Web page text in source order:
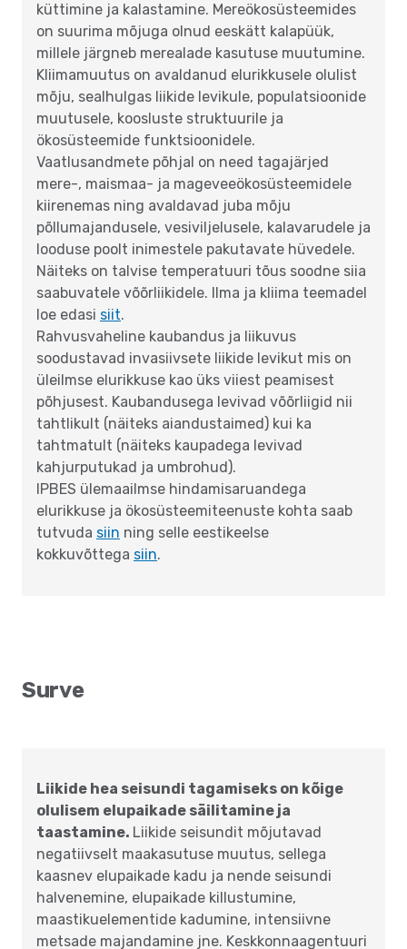
küttimine ja kalastamine. Mereökosüsteemides
on suurima mõjuga olnud eeskätt kalapüük,
millele järgneb merealade kasutuse muutumine.
Kliimamuutus on avaldanud elurikkusele olulist
mõju, sealhulgas liikide levikule, populatsioonide
muutusele, koosluste struktuurile ja
ökosüsteemide funktsioonidele.
Vaatlusandmete põhjal on need tagajärjed
mere-, maismaa- ja mageveeökosüsteemidele
kiirenemas ning avaldavad juba mõju
põllumajandusele, vesiviljelusele, kalavarudele ja
looduse poolt inimestele pakutavate hüvedele.
Näiteks on talvise temperatuuri tõus soodne siia
saabuvatele võõrliikidele. Ilma ja kliima teemadel
loe edasi siit.
Rahvusvaheline kaubandus ja liikuvus
soodustavad invasiivsete liikide levikut mis on
üleilmse elurikkuse kao üks viiest peamisest
põhjusest. Kaubandusega levivad võõrliigid nii
tahtlikult (näiteks aiandustaimed) kui ka
tahtmatult (näiteks kaupadega levivad
kahjurputukad ja umbrohud).
IPBES ülemaailmse hindamisaruandega
elurikkuse ja ökosüsteemiteenuste kohta saab
tutvuda siin ning selle eestikeelse
kokkuvõttega siin.
Surve
Liikide hea seisundi tagamiseks on kõige
olulisem elupaikade säilitamine ja
taastamine. Liikide seisundit mõjutavad
negatiivselt maakasutuse muutus, sellega
kaasnev elupaikade kadu ja nende seisundi
halvenemine, elupaikade killustumine,
maastikuelementide kadumine, intensiivne
metsade majandamine jne. Keskkonnaagentuuri